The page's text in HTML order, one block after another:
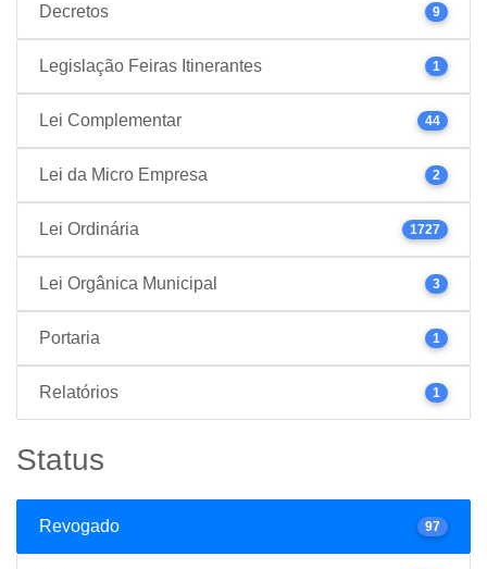
Decretos 9
Legislação Feiras Itinerantes 1
Lei Complementar 44
Lei da Micro Empresa 2
Lei Ordinária 1727
Lei Orgânica Municipal 3
Portaria 1
Relatórios 1
Status
Revogado 97